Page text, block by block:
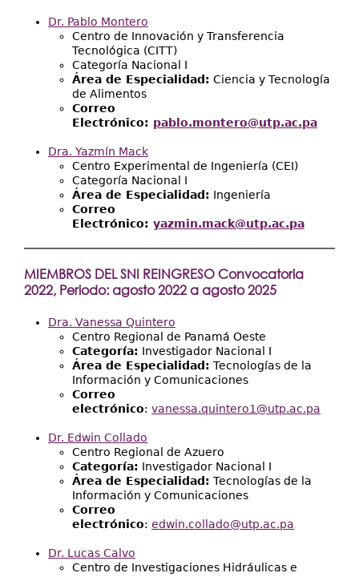
Dr. Pablo Montero
Centro de Innovación y Transferencia
Tecnológica (CITT)
Categoría Nacional I
Área de Especialidad: Ciencia y Tecnología
de Alimentos
Correo
Electrónico: pablo.montero@utp.ac.pa
Dra. Yazmín Mack
Centro Experimental de Ingeniería (CEI)
Categoría Nacional I
Área de Especialidad: Ingeniería
Correo
Electrónico: yazmin.mack@utp.ac.pa
MIEMBROS DEL SNI REINGRESO Convocatoria
2022, Periodo: agosto 2022 a agosto 2025
Dra. Vanessa Quintero
Centro Regional de Panamá Oeste
Categoría: Investigador Nacional I
Área de Especialidad: Tecnologías de la
Información y Comunicaciones
Correo
electrónico: vanessa.quintero1@utp.ac.pa
Dr. Edwin Collado
Centro Regional de Azuero
Categoría: Investigador Nacional I
Área de Especialidad: Tecnologías de la
Información y Comunicaciones
Correo
electrónico: edwin.collado@utp.ac.pa
Dr. Lucas Calvo
Centro de Investigaciones Hidráulicas e